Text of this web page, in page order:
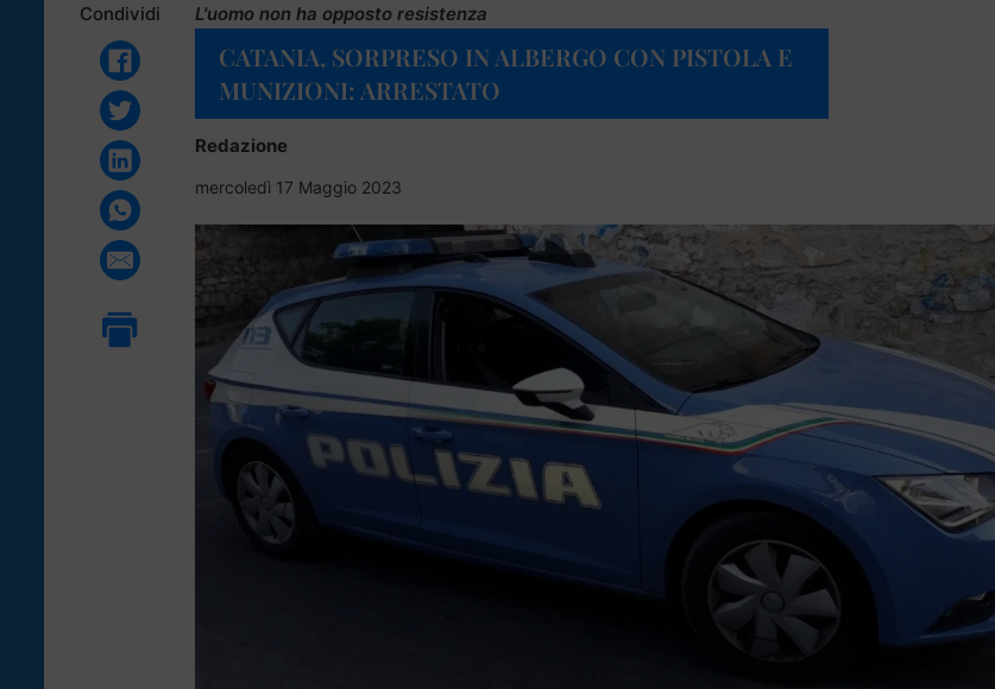
Condividi L'uomo non ha opposto resistenza
CATANIA, SORPRESO IN ALBERGO CON PISTOLA E
MUNIZIONI: ARRESTATO
Redazione
mercoledì 17 Maggio 2023